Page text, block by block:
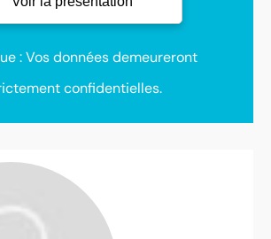
: Vos données demeureront
confidentielles.